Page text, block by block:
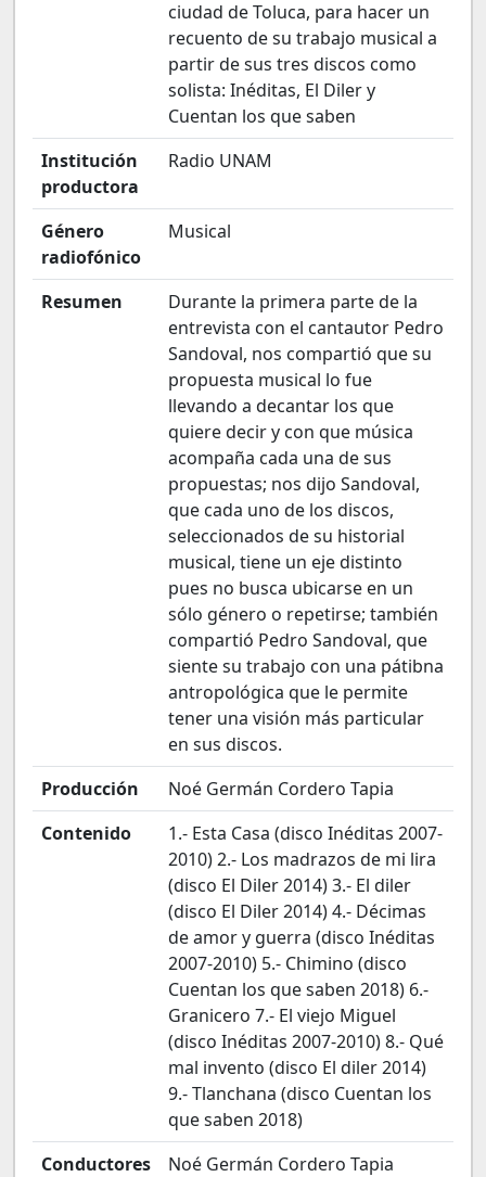
ciudad de Toluca, para hacer un
recuento de su trabajo musical a
partir de sus tres discos como
solista: Inéditas, El Diler y
Cuentan los que saben
Institución
productora
Radio UNAM
Género
radiofónico
Musical
Resumen
Durante la primera parte de la
entrevista con el cantautor Pedro
Sandoval, nos compartió que su
propuesta musical lo fue
llevando a decantar los que
quiere decir y con que música
acompaña cada una de sus
propuestas; nos dijo Sandoval,
que cada uno de los discos,
seleccionados de su historial
musical, tiene un eje distinto
pues no busca ubicarse en un
sólo género o repetirse; también
compartió Pedro Sandoval, que
siente su trabajo con una pátibna
antropológica que le permite
tener una visión más particular
en sus discos.
Producción
Noé Germán Cordero Tapia
Contenido
1.- Esta Casa (disco Inéditas 2007-
2010) 2.- Los madrazos de mi lira
(disco El Diler 2014) 3.- El diler
(disco El Diler 2014) 4.- Décimas
de amor y guerra (disco Inéditas
2007-2010) 5.- Chimino (disco
Cuentan los que saben 2018) 6.-
Granicero 7.- El viejo Miguel
(disco Inéditas 2007-2010) 8.- Qué
mal invento (disco El diler 2014)
9.- Tlanchana (disco Cuentan los
que saben 2018)
Conductores
Noé Germán Cordero Tapia